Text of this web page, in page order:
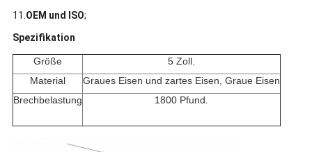
11.OEM und ISO;
Spezifikation
Größe
5 Zoll.
Material
Graues Eisen und zartes Eisen, Graue Eisen
Brechbelastung
1800 Pfund.